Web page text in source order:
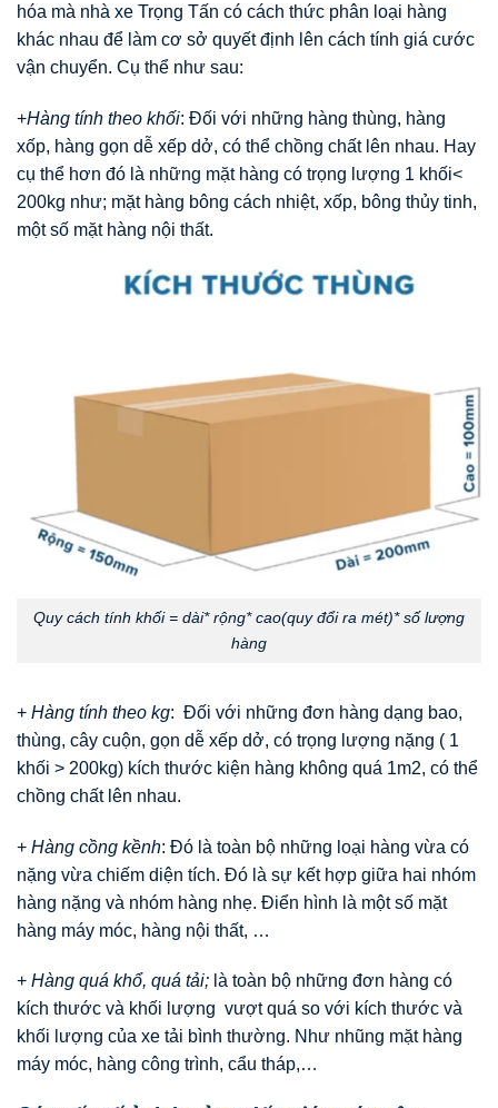
hóa mà nhà xe Trọng Tấn có cách thức phân loại hàng
khác nhau để làm cơ sở quyết định lên cách tính giá cước
vận chuyển. Cụ thể như sau:
+Hàng tính theo khối: Đối với những hàng thùng, hàng
xốp, hàng gọn dễ xếp dở, có thể chồng chất lên nhau. Hay
cụ thể hơn đó là những mặt hàng có trọng lượng 1 khối<
200kg như; mặt hàng bông cách nhiệt, xốp, bông thủy tinh,
một số mặt hàng nội thất.
Quy cách tính khối = dài* rộng* cao(quy đổi ra mét)* số lượng
hàng
+ Hàng tính theo kg: Đối với những đơn hàng dạng bao,
thùng, cây cuộn, gọn dễ xếp dở, có trọng lượng nặng ( 1
khối > 200kg) kích thước kiện hàng không quá 1m2, có thể
chồng chất lên nhau.
+ Hàng cồng kềnh: Đó là toàn bộ những loại hàng vừa có
nặng vừa chiếm diện tích. Đó là sự kết hợp giữa hai nhóm
hàng nặng và nhóm hàng nhẹ. Điển hình là một số mặt
hàng máy móc, hàng nội thất, …
+ Hàng quá khổ, quá tải; là toàn bộ những đơn hàng có
kích thước và khối lượng vượt quá so với kích thước và
khối lượng của xe tải bình thường. Như nhũng mặt hàng
máy móc, hàng công trình, cẩu tháp,…